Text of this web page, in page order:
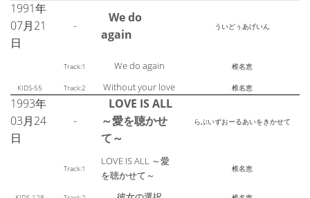
1991年
07月21
日
-
We do
again
ういどぅあげいん
Track:1 We do again 椎名恵
KIDS-55 Track:2 Without your love 椎名恵
1993年
03月24
日
-
LOVE IS ALL
～愛を聴かせ
て～
らぶいずおーるあいをきかせて
Track:1
LOVE IS ALL ～愛
を聴かせて～
椎名恵